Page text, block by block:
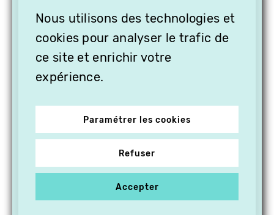
Nous utilisons des technologies et
cookies pour analyser le trafic de
ce site et enrichir votre
expérience.
Paramétrer les cookies
Refuser
Accepter
OFFREZ LA VIDÉO EN
CADEAU, ABONNEZ VOS
PROCHES À VITHÈQUE !